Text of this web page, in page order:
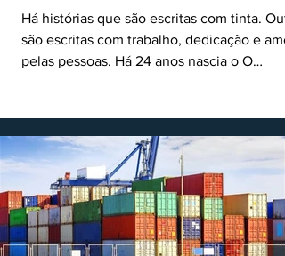
Há histórias que são escritas com tinta.
são escritas com trabalho, dedicação e
pelas pessoas. Há 24 anos nascia o O
das comunidades e dar voz às pessoas que
muitas vezes passam despercebidas pelos
grandes meios de comunicação. Muito mais
do que um jornal ou um portal de notícias,
Ruralito tornou-se uma missão. Essa missão
nasceu do